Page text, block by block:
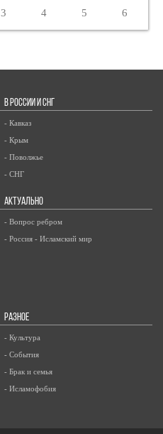
3 4 5 6
В РОССИИ И СНГ
- Кавказ
- Крым
- Поволжье
- СНГ
АКТУАЛЬНО
- Вопрос ребром
- Россия - Исламский мир
РАЗНОЕ
- Культура
- События
- Брак и семья
- Исламофобия